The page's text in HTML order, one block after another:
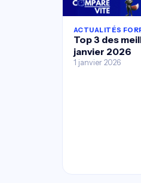
ACTUALITÉS
Top 3 des
janvier 2026
1 janvier 2026